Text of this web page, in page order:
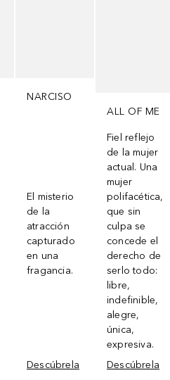
NARCISO
El misterio
de la
atracción
capturado
en una
fragancia.
Descúbrela
ALL OF ME
Fiel reflejo
de la mujer
actual. Una
mujer
polifacética,
que sin
culpa se
concede el
derecho de
serlo todo:
libre,
indefinible,
alegre,
única,
expresiva.
Descúbrela